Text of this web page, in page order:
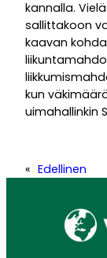
kannalla.
sallittakoon
kaavan
kun
uimahallinkin
« Edellinen